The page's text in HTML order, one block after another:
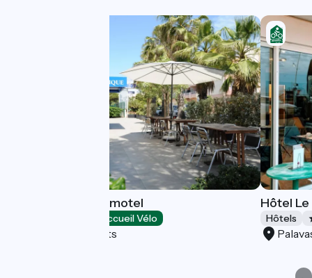
Amérique Hôtel-motel
Accueil Vélo
Palavas-les-Flots
Hôtel
Hôtels